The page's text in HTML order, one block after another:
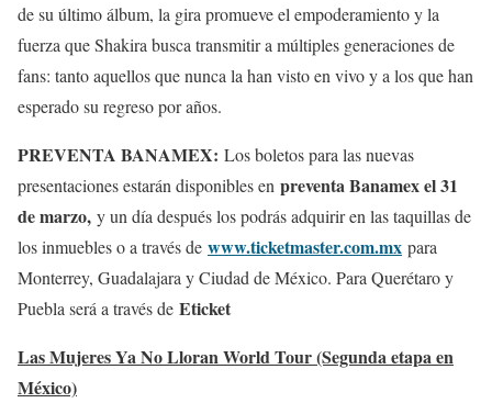
de su último álbum, la gira promueve el empoderamiento y la
fuerza que Shakira busca transmitir a múltiples generaciones de
fans: tanto aquellos que nunca la han visto en vivo y a los que han
esperado su regreso por años.
PREVENTA BANAMEX: Los boletos para las nuevas
presentaciones estarán disponibles en preventa Banamex el 31
de marzo, y un día después los podrás adquirir en las taquillas de
los inmuebles o a través de www.ticketmaster.com.mx para
Monterrey, Guadalajara y Ciudad de México. Para Querétaro y
Puebla será a través de Eticket
Las Mujeres Ya No Lloran World Tour (Segunda etapa en
México)